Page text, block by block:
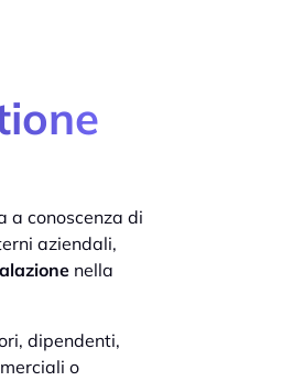
a conoscenza di
aziendali,
nella
dipendenti,
o